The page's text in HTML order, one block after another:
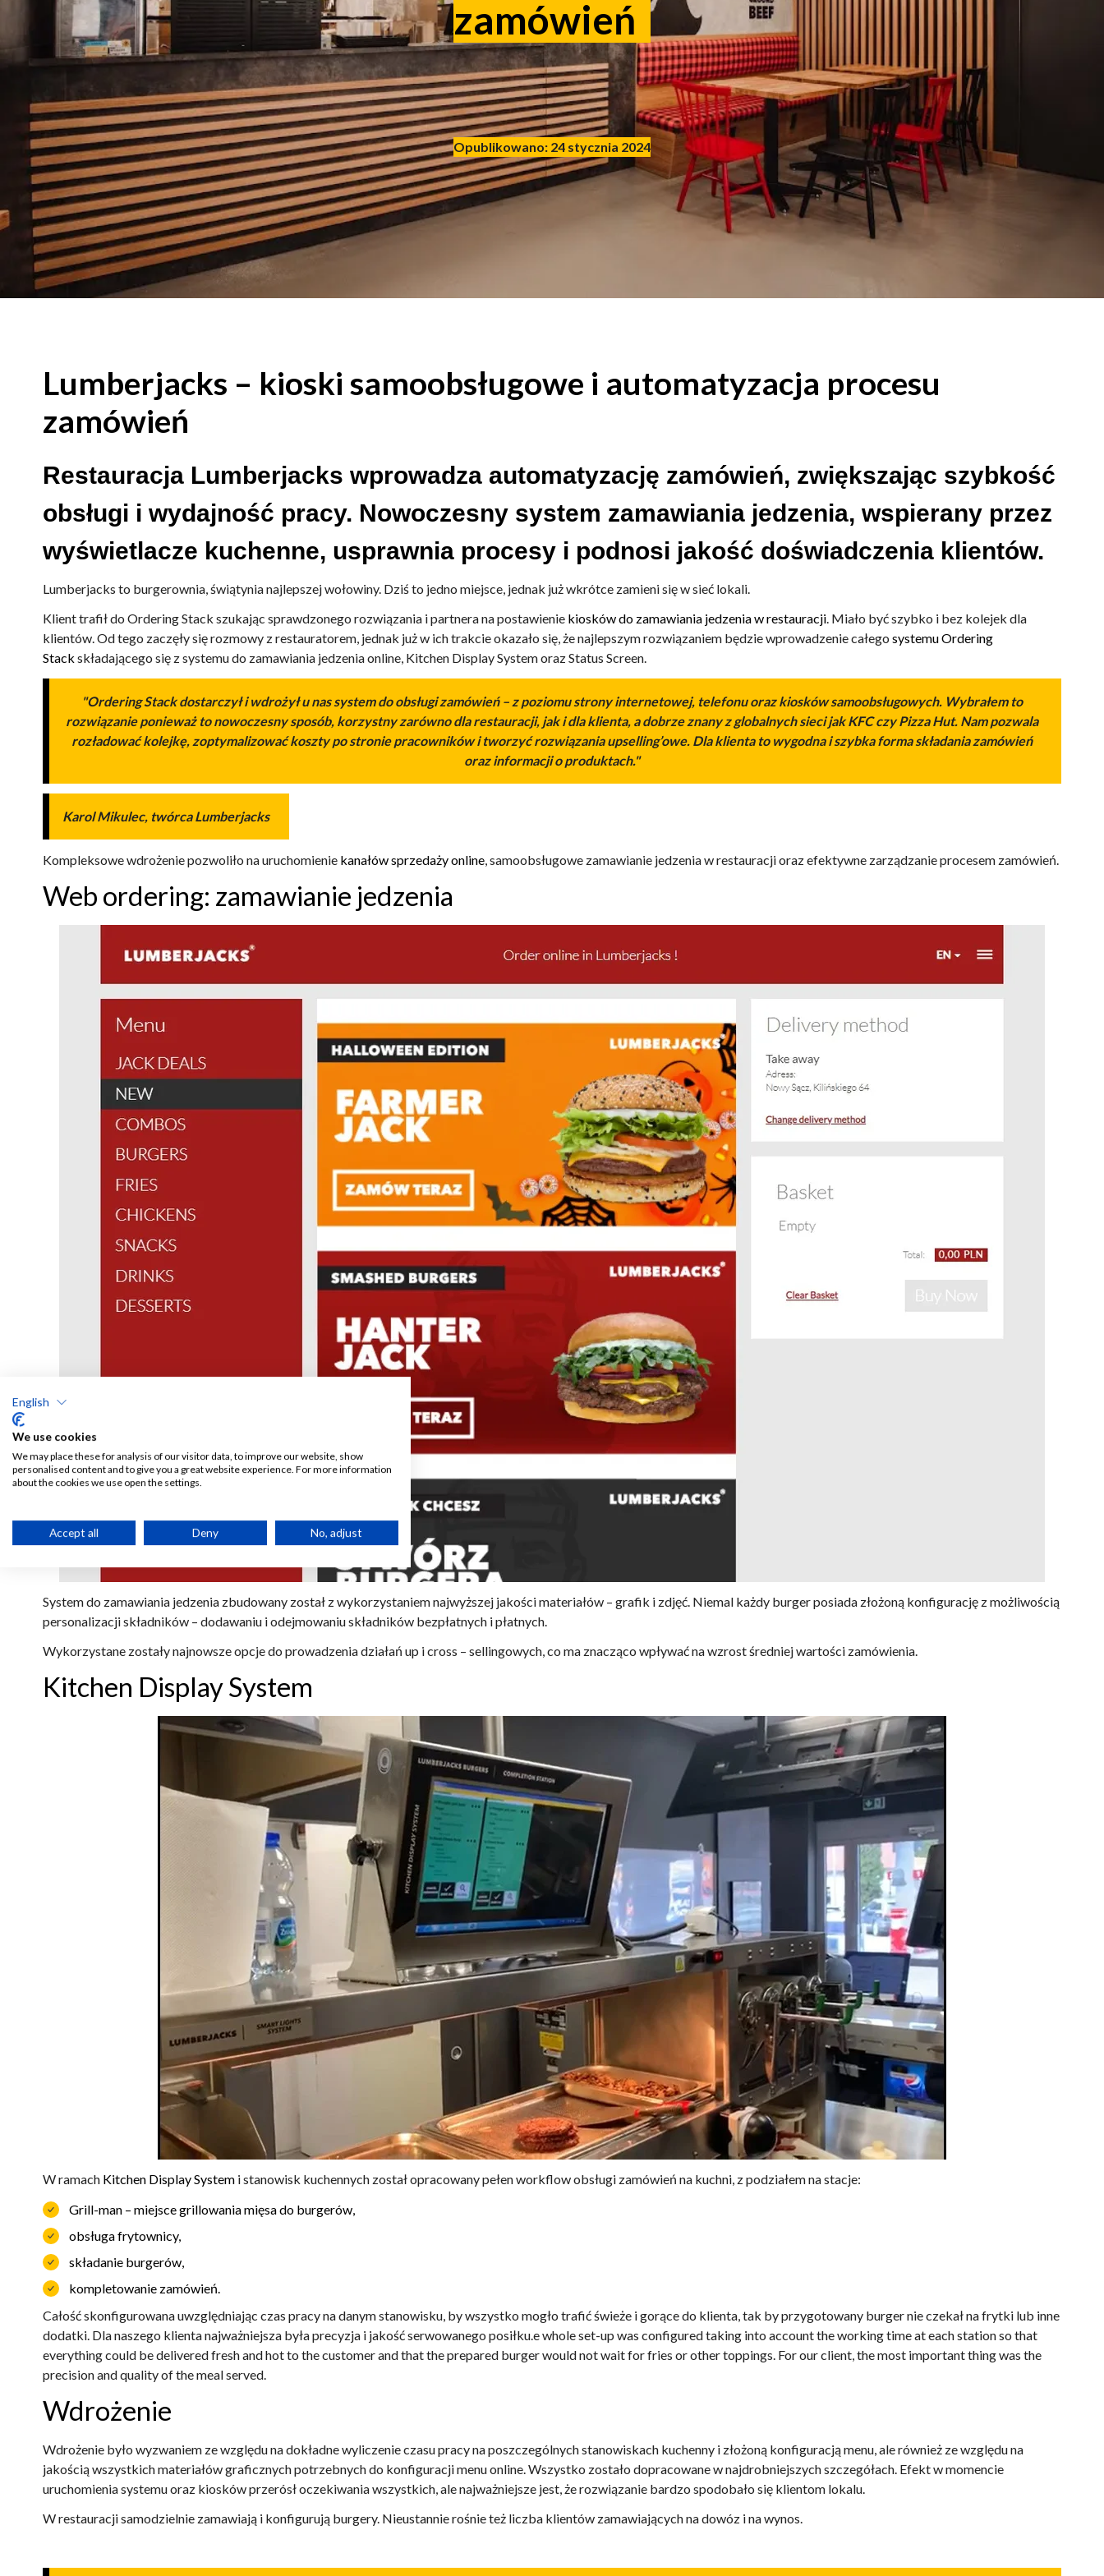
zamówień
Opublikowano: 24 stycznia 2024
Lumberjacks – kioski samoobsługowe i automatyzacja procesu
zamówień
Restauracja Lumberjacks wprowadza automatyzację zamówień, zwiększając szybkość
obsługi i wydajność pracy. Nowoczesny system zamawiania jedzenia, wspierany przez
wyświetlacze kuchenne, usprawnia procesy i podnosi jakość doświadczenia klientów.
Lumberjacks to burgerownia, świątynia najlepszej wołowiny. Dziś to jedno miejsce, jednak już wkrótce zamieni się w sieć lokali.
Klient trafił do Ordering Stack szukając sprawdzonego rozwiązania i partnera na postawienie kiosków do zamawiania jedzenia w restauracji. Miało być szybko i bez kolejek dla
klientów. Od tego zaczęły się rozmowy z restauratorem, jednak już w ich trakcie okazało się, że najlepszym rozwiązaniem będzie wprowadzenie całego systemu Ordering
Stack składającego się z systemu do zamawiania jedzenia online, Kitchen Display System oraz Status Screen.
"Ordering Stack dostarczył i wdrożył u nas system do obsługi zamówień – z poziomu strony internetowej, telefonu oraz kiosków samoobsługowych. Wybrałem to
rozwiązanie ponieważ to nowoczesny sposób, korzystny zarówno dla restauracji, jak i dla klienta, a dobrze znany z globalnych sieci jak KFC czy Pizza Hut. Nam pozwala
rozładować kolejkę, zoptymalizować koszty po stronie pracowników i tworzyć rozwiązania upselling’owe. Dla klienta to wygodna i szybka forma składania zamówień
oraz informacji o produktach."
Karol Mikulec, twórca Lumberjacks
Kompleksowe wdrożenie pozwoliło na uruchomienie kanałów sprzedaży online, samoobsługowe zamawianie jedzenia w restauracji oraz efektywne zarządzanie procesem zamówień.
Web ordering: zamawianie jedzenia
System do zamawiania jedzenia zbudowany został z wykorzystaniem najwyższej jakości materiałów – grafik i zdjęć. Niemal każdy burger posiada złożoną konfigurację z możliwością
personalizacji składników – dodawaniu i odejmowaniu składników bezpłatnych i płatnych.
Wykorzystane zostały najnowsze opcje do prowadzenia działań up i cross – sellingowych, co ma znacząco wpływać na wzrost średniej wartości zamówienia.
Kitchen Display System
W ramach Kitchen Display System i stanowisk kuchennych został opracowany pełen workflow obsługi zamówień na kuchni, z podziałem na stacje:
Grill-man – miejsce grillowania mięsa do burgerów,
obsługa frytownicy,
składanie burgerów,
kompletowanie zamówień.
Całość skonfigurowana uwzględniając czas pracy na danym stanowisku, by wszystko mogło trafić świeże i gorące do klienta, tak by przygotowany burger nie czekał na frytki lub inne
dodatki. Dla naszego klienta najważniejsza była precyzja i jakość serwowanego posiłku.e whole set-up was configured taking into account the working time at each station so that
everything could be delivered fresh and hot to the customer and that the prepared burger would not wait for fries or other toppings. For our client, the most important thing was the
precision and quality of the meal served.
Wdrożenie
Wdrożenie było wyzwaniem ze względu na dokładne wyliczenie czasu pracy na poszczególnych stanowiskach kuchenny i złożoną konfiguracją menu, ale również ze względu na
jakością wszystkich materiałów graficznych potrzebnych do konfiguracji menu online. Wszystko zostało dopracowane w najdrobniejszych szczegółach. Efekt w momencie
uruchomienia systemu oraz kiosków przerósł oczekiwania wszystkich, ale najważniejsze jest, że rozwiązanie bardzo spodobało się klientom lokalu.
W restauracji samodzielnie zamawiają i konfigurują burgery. Nieustannie rośnie też liczba klientów zamawiających na dowóz i na wynos.
English
We use cookies
We may place these for analysis of our visitor data, to improve our website, show
personalised content and to give you a great website experience. For more information
about the cookies we use open the settings.
Accept all Deny No, adjust